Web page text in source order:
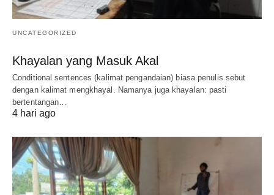
UNCATEGORIZED
Khayalan yang Masuk Akal
Conditional sentences (kalimat pengandaian) biasa penulis sebut
dengan kalimat mengkhayal. Namanya juga khayalan: pasti
bertentangan…
4 hari ago